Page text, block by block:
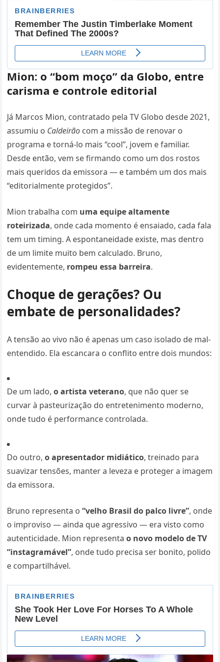
Mion: o “bom moço” da Globo, entre
carisma e controle editorial
Já Marcos Mion, contratado pela TV Globo desde 2021,
assumiu o Caldeirão com a missão de renovar o
programa e torná-lo mais “cool”, jovem e familiar.
Desde então, vem se firmando como um dos rostos
mais queridos da emissora — e também um dos mais
“editorialmente protegidos”.
Mion trabalha com uma equipe altamente
roteirizada, onde cada momento é ensaiado, cada fala
tem um timing. A espontaneidade existe, mas dentro
de um limite muito bem calculado. Bruno,
evidentemente, rompeu essa barreira.
Choque de gerações? Ou
embate de personalidades?
A tensão ao vivo não é apenas um caso isolado de mal-
entendido. Ela escancara o conflito entre dois mundos:
De um lado,o artista veterano, que não quer se
curvar à pasteurização do entretenimento moderno,
onde tudo é performance controlada.
Do outro,o apresentador midiático, treinado para
suavizar tensões, manter a leveza e proteger a imagem
da emissora.
Bruno representa o“velho Brasil do palco livre”, onde
o improviso — ainda que agressivo — era visto como
autenticidade. Mion representao novo modelo de TV
“instagramável”, onde tudo precisa ser bonito, polido
e compartilhável.